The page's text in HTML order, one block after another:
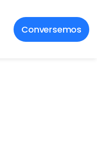
Conversemos